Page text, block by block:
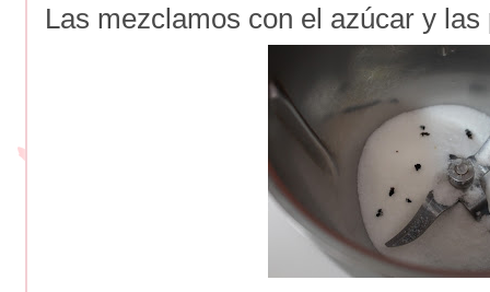
Las mezclamos con el azúcar y